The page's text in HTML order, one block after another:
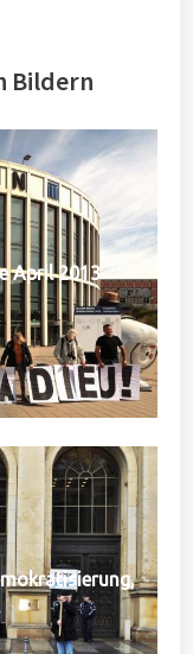
Bildern
April 2013